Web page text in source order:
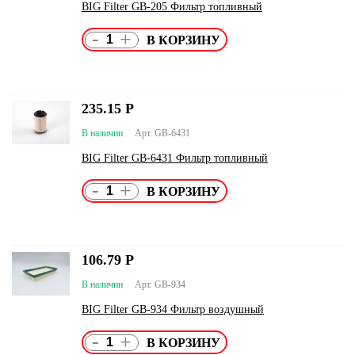
BIG Filter GB-205 Фильтр топливный
- +
Арт. GB-6431
В наличии
BIG Filter GB-6431 Фильтр топливный
235.15 Р
- +
Арт. GB-934
В наличии
BIG Filter GB-934 Фильтр воздушный
106.79 Р
- +